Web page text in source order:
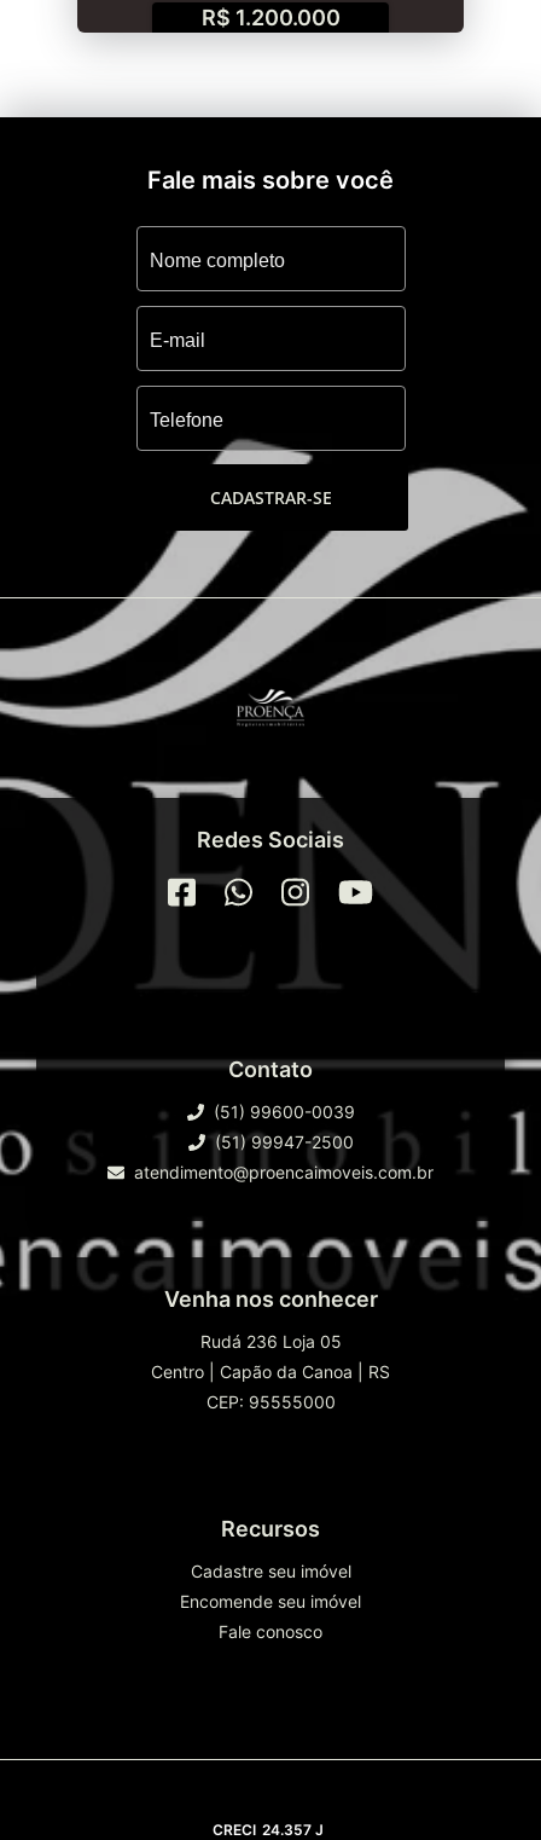
R$ 1.200.000
Fale mais sobre você
CADASTRAR-SE
Redes Sociais
Contato
(51) 99600-0039
(51) 99947-2500
atendimento@proencaimoveis.com.br
Venha nos conhecer
Rudá 236 Loja 05
Centro
Capão da Canoa
RS
CEP: 95555000
Recursos
Cadastre seu imóvel
Encomende seu imóvel
Fale conosco
CRECI 24.357 J